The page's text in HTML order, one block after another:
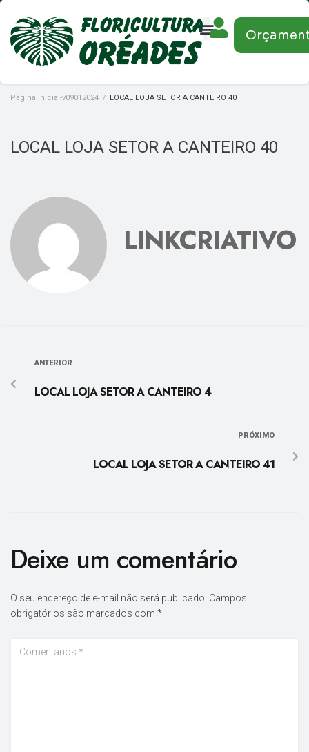
Página Inicial-v09012024 / LOCAL LOJA SETOR A CANTEIRO 40
LOCAL LOJA SETOR A CANTEIRO 40
LINKCRIATIVO
ANTERIOR
LOCAL LOJA SETOR A CANTEIRO 4
PRÓXIMO
LOCAL LOJA SETOR A CANTEIRO 41
Deixe um comentário
O seu endereço de e-mail não será publicado. Campos
obrigatórios são marcados com *